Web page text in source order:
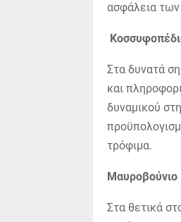
ασφάλεια
Στα δυνατά
και
δυναμικού
τρόφιμα.
Μαυροβούνιο
Στα θετικά